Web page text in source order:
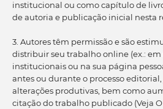
institucional ou como capítulo de
de autoria e publicação inicial nesta
3. Autores têm permissão e são
distribuir seu trabalho online (ex.: em
institucionais ou na sua página
antes ou durante o processo
alterações produtivas, bem como
citação do trabalho publicado (Veja